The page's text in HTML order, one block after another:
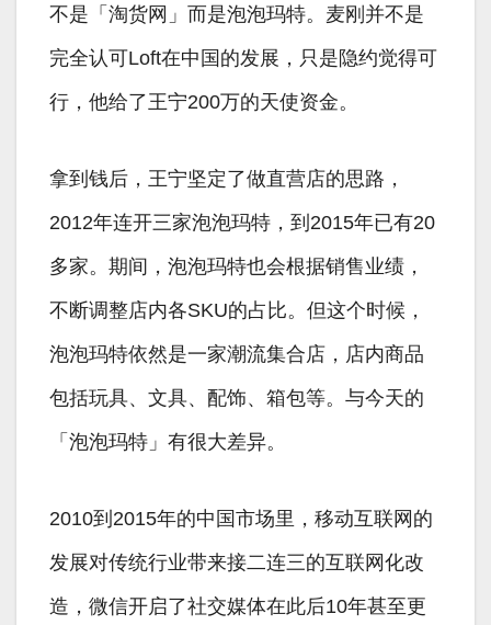
不是「淘货网」而是泡泡玛特。麦刚并不是
完全认可Loft在中国的发展，只是隐约觉得可
行，他给了王宁200万的天使资金。
拿到钱后，王宁坚定了做直营店的思路，
2012年连开三家泡泡玛特，到2015年已有20
多家。期间，泡泡玛特也会根据销售业绩，
不断调整店内各SKU的占比。但这个时候，
泡泡玛特依然是一家潮流集合店，店内商品
包括玩具、文具、配饰、箱包等。与今天的
「泡泡玛特」有很大差异。
2010到2015年的中国市场里，移动互联网的
发展对传统行业带来接二连三的互联网化改
造，微信开启了社交媒体在此后10年甚至更